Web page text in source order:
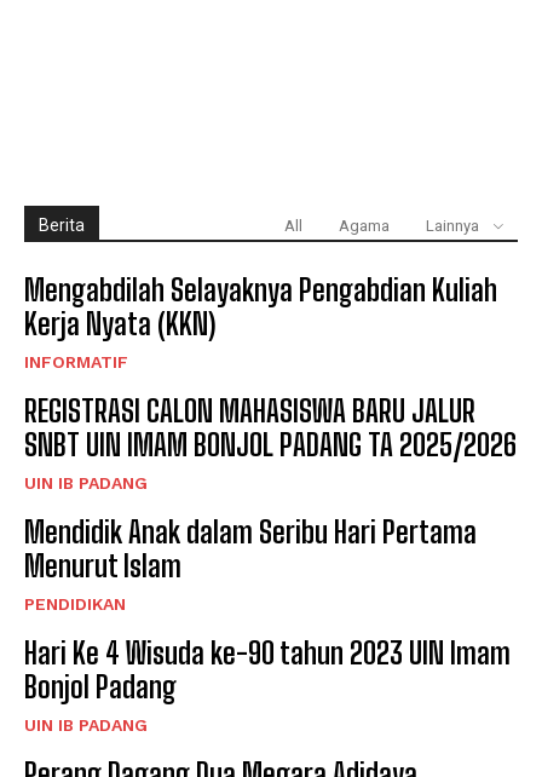
Berita All Agama Lainnya
Mengabdilah Selayaknya Pengabdian Kuliah
Kerja Nyata (KKN)
INFORMATIF
REGISTRASI CALON MAHASISWA BARU JALUR
SNBT UIN IMAM BONJOL PADANG TA 2025/2026
UIN IB PADANG
Mendidik Anak dalam Seribu Hari Pertama
Menurut Islam
PENDIDIKAN
Hari Ke 4 Wisuda ke-90 tahun 2023 UIN Imam
Bonjol Padang
UIN IB PADANG